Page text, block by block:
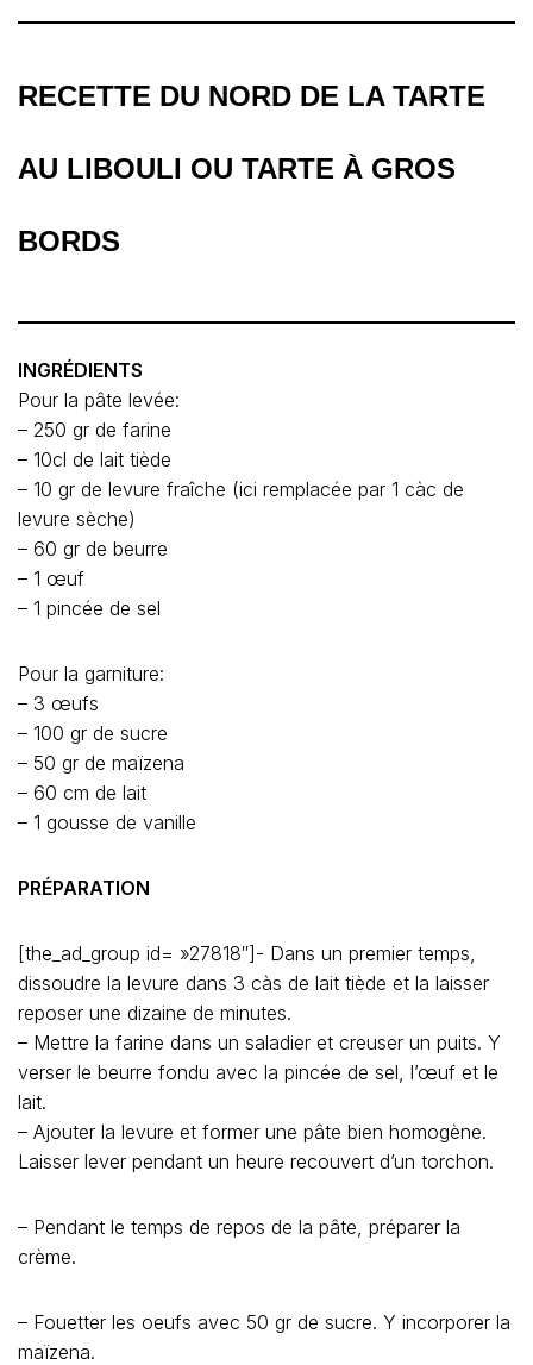
RECETTE DU NORD DE LA TARTE
AU LIBOULI OU TARTE À GROS
BORDS
INGRÉDIENTS
Pour la pâte levée:
– 250 gr de farine
– 10cl de lait tiède
– 10 gr de levure fraîche (ici remplacée par 1 càc de
levure sèche)
– 60 gr de beurre
– 1 œuf
– 1 pincée de sel
Pour la garniture:
– 3 œufs
– 100 gr de sucre
– 50 gr de maïzena
– 60 cm de lait
– 1 gousse de vanille
PRÉPARATION
[the_ad_group id= »27818″]- Dans un premier temps,
dissoudre la levure dans 3 càs de lait tiède et la laisser
reposer une dizaine de minutes.
– Mettre la farine dans un saladier et creuser un puits. Y
verser le beurre fondu avec la pincée de sel, l’œuf et le
lait.
– Ajouter la levure et former une pâte bien homogène.
Laisser lever pendant un heure recouvert d’un torchon.
– Pendant le temps de repos de la pâte, préparer la
crème.
– Fouetter les oeufs avec 50 gr de sucre. Y incorporer la
maïzena.